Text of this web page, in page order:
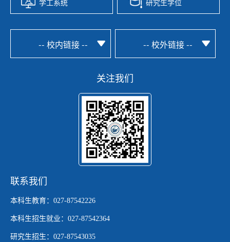
-- 校内链接 -- -- 校外链接 --
关注我们
联系我们
本科生教育：027-87542226
本科生招生就业：027-87542364
研究生招生：027-87543035